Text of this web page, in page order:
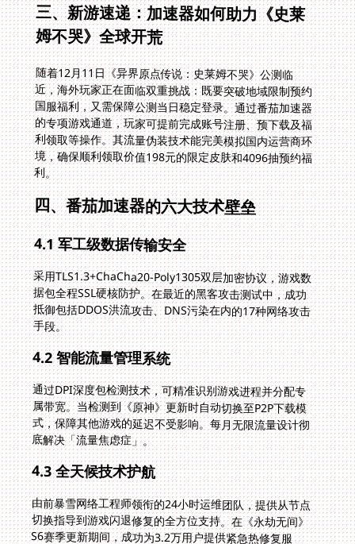
三、新游速递：加速器如何助力《史莱
姆不哭》全球开荒
随着12月11日《异界原点传说：史莱姆不哭》公测临
近，海外玩家正在面临双重挑战：既要突破地域限制预约
国服福利，又需保障公测当日稳定登录。通过番茄加速器
的专项游戏通道，玩家可提前完成账号注册、预下载及福
利领取等操作。其流量伪装技术能完美模拟国内运营商环
境，确保顺利领取价值198元的限定皮肤和4096抽预约福
利。
四、番茄加速器的六大技术壁垒
4.1 军工级数据传输安全
采用TLS1.3+ChaCha20-Poly1305双层加密协议，游戏数
据包全程SSL硬核防护。在最近的黑客攻击测试中，成功
抵御包括DDOS洪流攻击、DNS污染在内的17种网络攻击
手段。
4.2 智能流量管理系统
通过DPI深度包检测技术，可精准识别游戏进程并分配专
属带宽。当检测到《原神》更新时自动切换至P2P下载模
式，保障其他游戏的延迟不受影响。每月无限流量设计彻
底解决「流量焦虑症」。
4.3 全天候技术护航
由前暴雪网络工程师领衔的24小时运维团队，提供从节点
切换指导到游戏闪退修复的全方位支持。在《永劫无间》
S6赛季更新期间，成功为3.2万用户提供紧急热修复服